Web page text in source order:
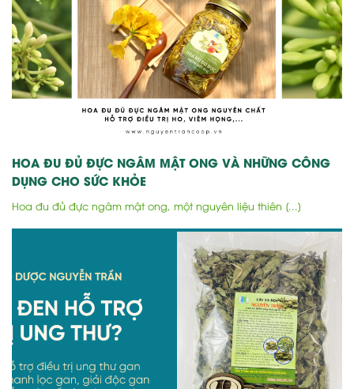
HOA ĐU ĐỦ ĐỰC NGÂM MẬT ONG VÀ NHỮNG CÔNG
DỤNG CHO SỨC KHỎE
Hoa đu đủ đực ngâm mật ong, một nguyên liệu thiên [...]